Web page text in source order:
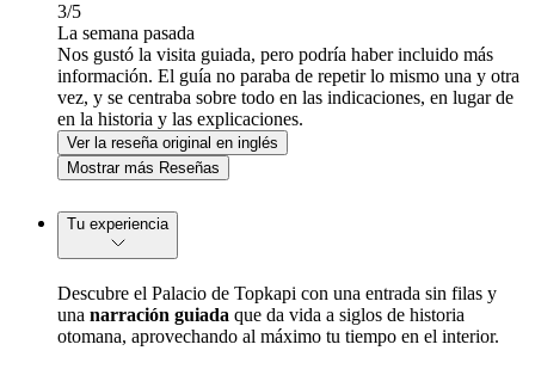
3/5
La semana pasada
Nos gustó la visita guiada, pero podría haber incluido más
información. El guía no paraba de repetir lo mismo una y otra
vez, y se centraba sobre todo en las indicaciones, en lugar de
en la historia y las explicaciones.
Ver la reseña original en inglés
Mostrar más Reseñas
Tu experiencia
Descubre el Palacio de Topkapi con una entrada sin filas y
una narración guiada que da vida a siglos de historia
otomana, aprovechando al máximo tu tiempo en el interior.